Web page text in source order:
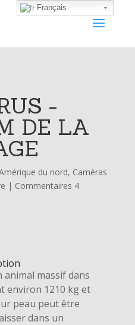
-
DE LA
du nord, Caméras
| Commentaires 4
massif dans
environ 1210 kg et
peau peut être
dans un
Français